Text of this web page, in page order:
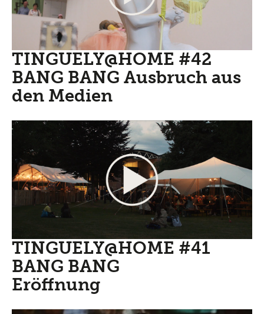
TINGUELY@HOME #42
BANG BANG Ausbruch aus
den Medien
TINGUELY@HOME #41
BANG BANG
Eröffnung